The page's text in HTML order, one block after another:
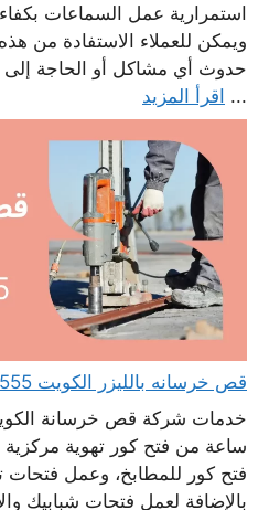
استمرارية عمل السماعات
ويمكن للعملاء الاستفادة من
حدوث أي مشاكل أو الحاجة إلى
... اقرأ المزيد
قص خرسانه بالليزر الكويت 65932555 فتح كور تكييف
ساعة من فتح كور تهوية
فتح كور للمطابخ، وعمل فتحات
بالإضافة لعمل فتحات شبابيك